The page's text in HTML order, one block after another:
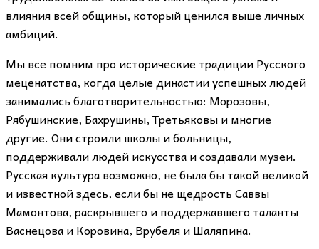
влияния всей общины, который ценился выше личных
амбиций.
Мы все помним про исторические традиции Русского
меценатства, когда целые династии успешных людей
занимались благотворительностью: Морозовы,
Рябушинские, Бахрушины, Третьяковы и многие
другие. Они строили школы и больницы,
поддерживали людей искусства и создавали музеи.
Русская культура возможно, не была бы такой великой
и известной здесь, если бы не щедрость Саввы
Мамонтова, раскрывшего и поддержавшего таланты
Васнецова и Коровина, Врубеля и Шаляпина.